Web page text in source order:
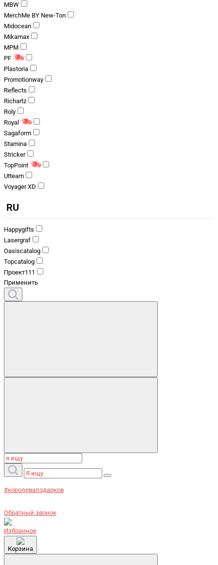
MBW
MerchMe BY New-Ton
Midocean
Mikamax
MPM
PF
Plastoria
Promotionway
Reflects
Richartz
Roly
Royal
Sagaform
Stamina
Stricker
TopPoint
Utteam
Voyager XD
RU
Happygifts
Lasergraf
Oasiscatalog
Topcatalog
Проект111
Применить
#королеваподарков
Обратный звонок
Избранное
Корзина